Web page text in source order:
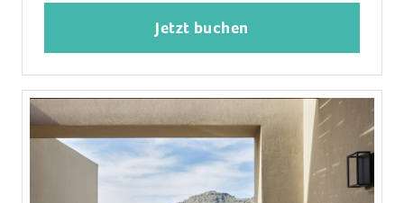
Heizung: zentral gesteuert
Kaffee-/Teezubereiter
Internet: WLAN/WiFi: ohne Gebühr, Fernseher:
Sat-TV
Dusche, WC
Jetzt buchen